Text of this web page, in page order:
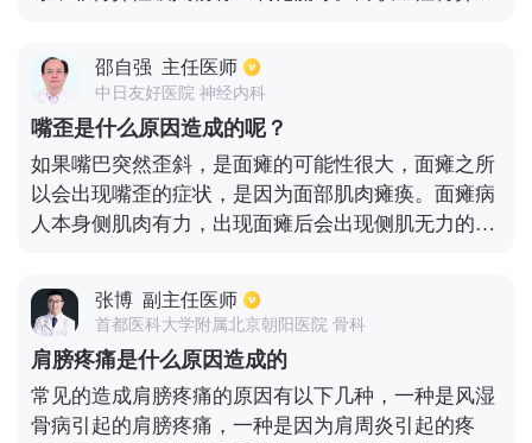
嗽，比如患者受到病毒、细菌等感染后，就会直接引
起呼吸道上皮组织受损，若咳嗽持续不断，应该尽快
到正规医院就诊。3、食物。由饮食不当引发咳嗽，
比如常吃辛辣刺激油腻的食物。
邵自强 主任医师
中日友好医院 神经内科
嘴歪是什么原因造成的呢？
如果嘴巴突然歪斜，是面瘫的可能性很大，面瘫之所
以会出现嘴歪的症状，是因为面部肌肉瘫痪。面瘫病
人本身侧肌肉有力，出现面瘫后会出现侧肌无力的症
导致嘴角下垂，呈现嘴歪症状。面瘫也分为周围性面
瘫以及中枢性面瘫：1、周围性面瘫，主要症状为眼
裂变大、额纹消失、不能鼓腮。2、中枢性面瘫主要
症状是眼裂以上部位正常，眼裂以下部位呈现的症状
和周围性面瘫相似。
张博 副主任医师
首都医科大学附属北京朝阳医院 骨科
肩膀疼痛是什么原因造成的
常见的造成肩膀疼痛的原因有以下几种，一种是风湿
骨病引起的肩膀疼痛，一种是因为肩周炎引起的疼